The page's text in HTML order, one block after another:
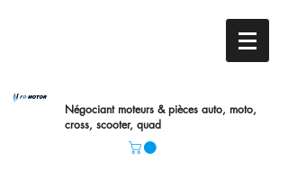
Négociant moteurs & pièces auto, moto,
cross, scooter, quad